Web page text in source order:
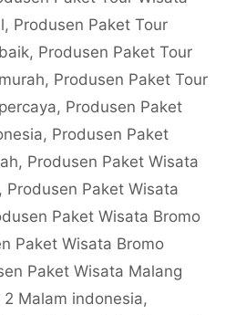
, Produsen Paket Tour
, Produsen Paket Tour
, Produsen Paket Tour
, Produsen Paket
, Produsen Paket
, Produsen Paket Wisata
, Produsen Paket Wisata
Paket Wisata Bromo
Paket Wisata Bromo
Paket Wisata Malang
Malam indonesia,